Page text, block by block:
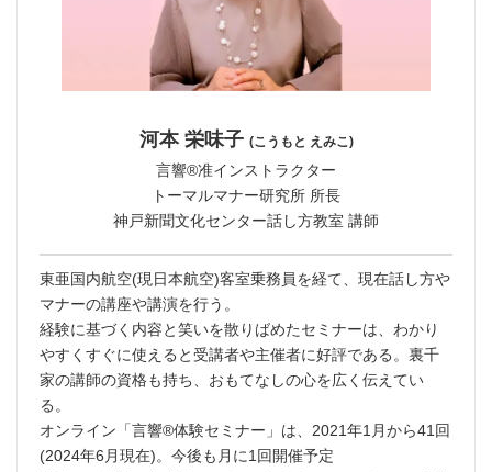
河本 栄味子 (こうもと えみこ)
言響®︎准インストラクター
トーマルマナー研究所 所長
神戸新聞文化センター話し方教室 講師
東亜国内航空(現日本航空)客室乗務員を経て、現在話し方や
マナーの講座や講演を行う。
経験に基づく内容と笑いを散りばめたセミナーは、わかり
やすくすぐに使えると受講者や主催者に好評である。裏千
家の講師の資格も持ち、おもてなしの心を広く伝えてい
る。
オンライン「言響®︎体験セミナー」は、2021年1月から41回
(2024年6月現在)。今後も月に1回開催予定